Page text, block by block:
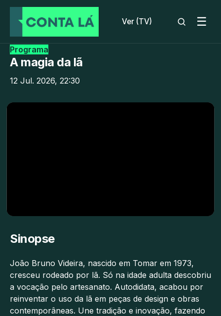
Ver (TV) ☰
Programa
A magia da lã
12 Jul. 2026, 22:30
Sinopse
João Bruno Videira, nascido em Tomar em 1973,
cresceu rodeado por lã. Só na idade adulta descobriu
a vocação pelo artesanato. Autodidata, acabou por
reinventar o uso da lã em peças de design e obras
contemporâneas. Une tradição e inovação, fazendo